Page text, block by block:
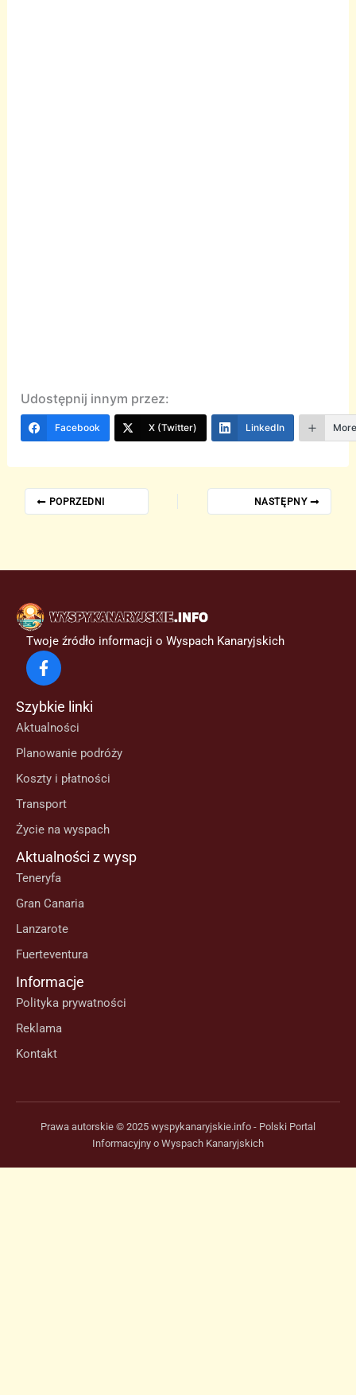
Udostępnij innym przez:
Facebook X (Twitter) LinkedIn
POPRZEDNI NASTĘPNY
Twoje źródło informacji o Wyspach Kanaryjskich
Szybkie linki
Aktualności
Planowanie podróży
Koszty i płatności
Transport
Życie na wyspach
Aktualności z wysp
Teneryfa
Gran Canaria
Lanzarote
Fuerteventura
Informacje
Polityka prywatności
Reklama
Kontakt
Prawa autorskie © 2025 wyspykanaryjskie.info - Polski Portal
Informacyjny o Wyspach Kanaryjskich